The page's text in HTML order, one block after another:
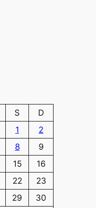
S
D
1
2
8
9
15
16
22
23
29
30